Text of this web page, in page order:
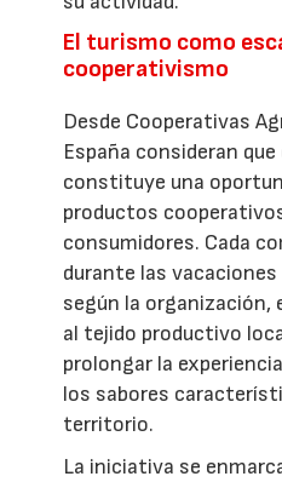
El turismo como
cooperativismo
Desde Cooperativas
España consideran
constituye una
productos
consumidores. Cada
durante las
según la organización,
al tejido productivo
prolongar la
los sabores
territorio.
La iniciativa se